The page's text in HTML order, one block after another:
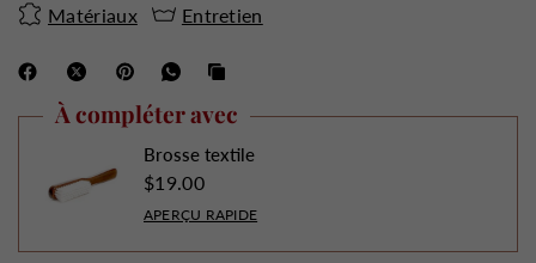
Matériaux Entretien
À compléter avec
Brosse textile
$19.00
APERÇU RAPIDE